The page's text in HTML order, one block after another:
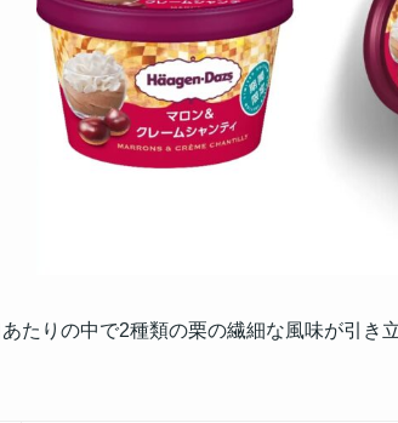
たりの中で2種類の栗の繊細な風味が引き